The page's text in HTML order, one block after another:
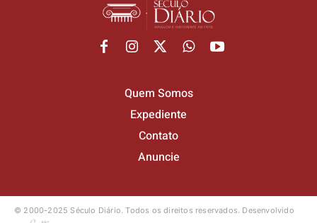
Quem Somos
Expediente
Contato
Anuncie
© 2000-2025 Século Diário.Todos os direitos reservados. Desenvolvido